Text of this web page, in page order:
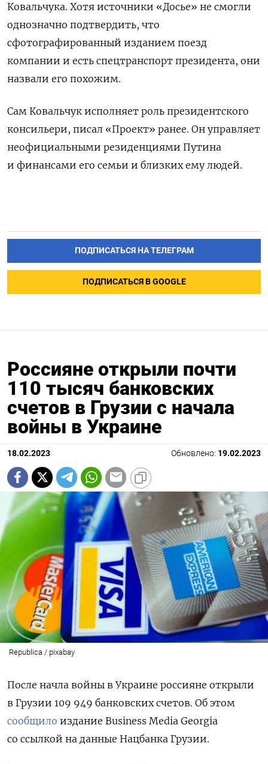
Ковальчука. Хотя источники «Досье» не смогли
однозначно подтвердить, что
сфотографированный изданием поезд
компании и есть спецтранспорт президента, они
назвали его похожим.
Сам Ковальчук исполняет роль президентского
консильери, писал «Проект» ранее. Он управляет
неофициальными резиденциями Путина
и финансами его семьи и близких ему людей.
ПОДПИСАТЬСЯ НА ТЕЛЕГРАМ
ПОДПИСАТЬСЯ В GOOGLE
Россияне открыли почти
110 тысяч банковских
счетов в Грузии с начала
войны в Украине
18.02.2023 Обновлено: 19.02.2023
Republica / pixabay
После начла войны в Украине россияне открыли
в Грузии 109 949 банковских счетов. Об этом
сообщило издание Business Media Georgia
со ссылкой на данные Нацбанка Грузии.